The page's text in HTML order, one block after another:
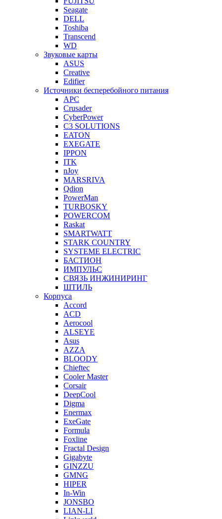
Seagate
DELL
Toshiba
Transcend
WD
Звуковые карты
ASUS
Creative
Edifier
Источники бесперебойного питания
APC
Crusader
CyberPower
C3 SOLUTIONS
EATON
EXEGATE
IPPON
ITK
nJoy
MARSRIVA
Qdion
PowerMan
TURBOSKY
POWERCOM
Raskat
SMARTWATT
STARK COUNTRY
SYSTEME ELECTRIC
БАСТИОН
ИМПУЛЬС
СВЯЗЬ ИНЖИНИРИНГ
ШТИЛЬ
Корпуса
Accord
ACD
Aerocool
ALSEYE
Asus
AZZA
BLOODY
Chieftec
Cooler Master
Corsair
DeepCool
Digma
Enermax
ExeGate
Formula
Foxline
Fractal Design
Gigabyte
GINZZU
GMNG
HIPER
In-Win
JONSBO
LIAN-LI